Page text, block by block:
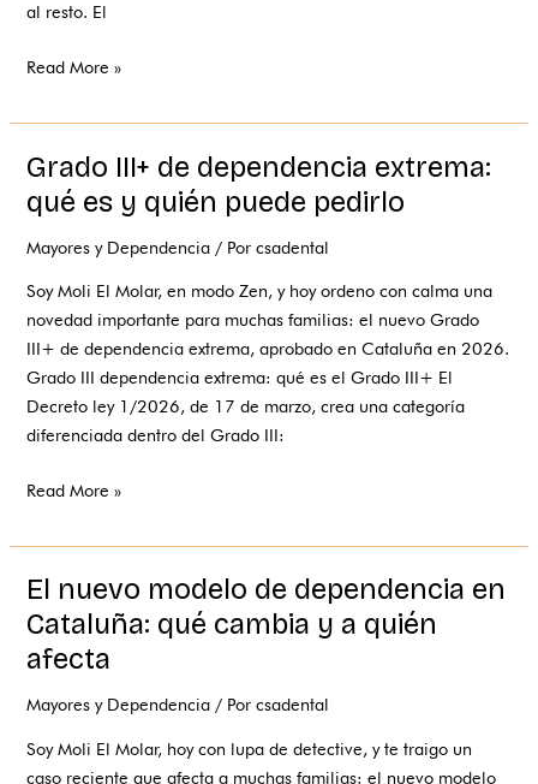
al resto. El
Read More »
Grado III+ de dependencia extrema:
qué es y quién puede pedirlo
Mayores y Dependencia / Porcsadental
Soy Moli El Molar, en modo Zen, y hoy ordeno con calma una
novedad importante para muchas familias: el nuevo Grado
III+ de dependencia extrema, aprobado en Cataluña en 2026.
Grado III dependencia extrema: qué es el Grado III+ El
Decreto ley 1/2026, de 17 de marzo, crea una categoría
diferenciada dentro del Grado III:
Grado
III+
de
dependencia
qué
Read More »
El nuevo modelo de dependencia en
Cataluña: qué cambia y a quién
afecta
Mayores y Dependencia / Porcsadental
Soy Moli El Molar, hoy con lupa de detective, y te traigo un
caso reciente que afecta a muchas familias: el nuevo modelo
El
nuevo
modelo
de
dependencia
Cataluña: